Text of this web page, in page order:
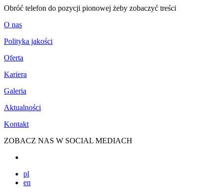
Obróć telefon do pozycji pionowej żeby zobaczyć treści
O nas
Polityka jakości
Oferta
Kariera
Galeria
Aktualności
Kontakt
ZOBACZ NAS W SOCIAL MEDIACH
pl
en